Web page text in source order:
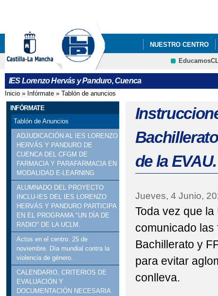
NUESTRO CENTRO
FORMACIÓN
IES Lorenzo Hervás y Panduro, Cuenca
Se encuentra usted aquí
Inicio » Infórmate » Tablón de anuncios
INFÓRMATE
Tablón de Anuncios
ADJUDICACIÓN AL IES LORENZO
HERVÁS Y PANDURO DE
CUENCA DEL CFGM DE
FARMACIA Y PARAFARMACIA EN
MODALIDAD E-LEARNING
ALUMNADO DEL PROYECTO
INCLU-IES DEL IES LORENZO
HERVÁS Y PANDURO PARTICIPA
EN EL PROGRAMA "UN DÍA DE
RADIO" DE LA UCLM.
Actos en el centro. 25 de
noviembre. Día mundial contra la
violencia de género.
CALENDARIO, CRITERIOS DE
EVALUACIÓN Y
DOCUMENTACIÓN NECESARIA
de la EVAU.
Jueves, 4 Junio,
Toda vez que
comunicado las
Bachillerato y
para evitar
conlleva.